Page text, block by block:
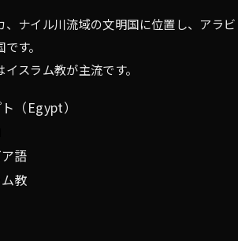
、ナイル川流域の文明国に位置し、アラビ
す。
イスラム教が主流です。
（Egypt）
語
教